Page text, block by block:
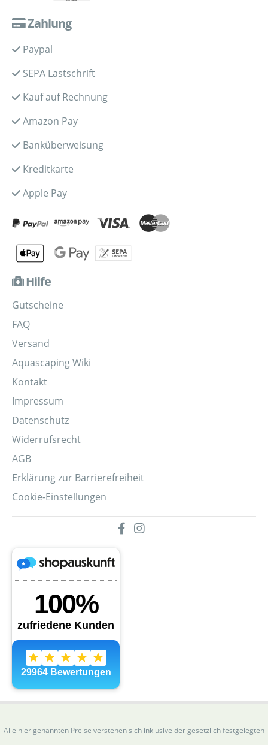
Zahlung
Paypal
SEPA Lastschrift
Kauf auf Rechnung
Amazon Pay
Banküberweisung
Kreditkarte
Apple Pay
Hilfe
Gutscheine
FAQ
Versand
Aquascaping Wiki
Kontakt
Impressum
Datenschutz
Widerrufsrecht
AGB
Erklärung zur Barrierefreiheit
Cookie-Einstellungen
Alle hier genannten Preise verstehen sich inklusive der gesetzlich festgelegten